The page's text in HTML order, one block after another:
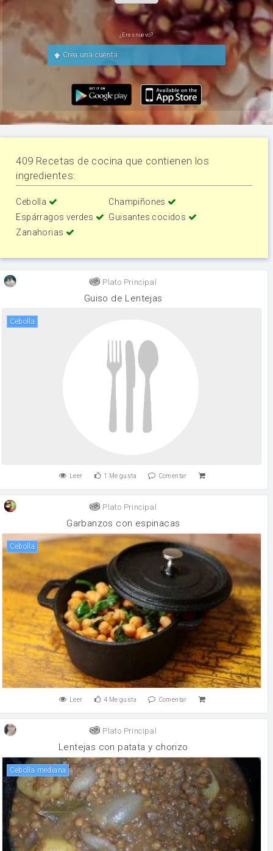
¿Eres nuevo?
Crea una cuenta
409 Recetas de cocina que contienen los
ingredientes:
Cebolla
Champiñones
Espárragos verdes
Guisantes cocidos
Zanahorias
Plato Principal
Guiso de Lentejas
cebolla
Leer 1 Me gusta Comentar
Plato Principal
Garbanzos con espinacas
cebolla
Leer 4 Me gusta Comentar
Plato Principal
Lentejas con patata y chorizo
Cebolla mediana